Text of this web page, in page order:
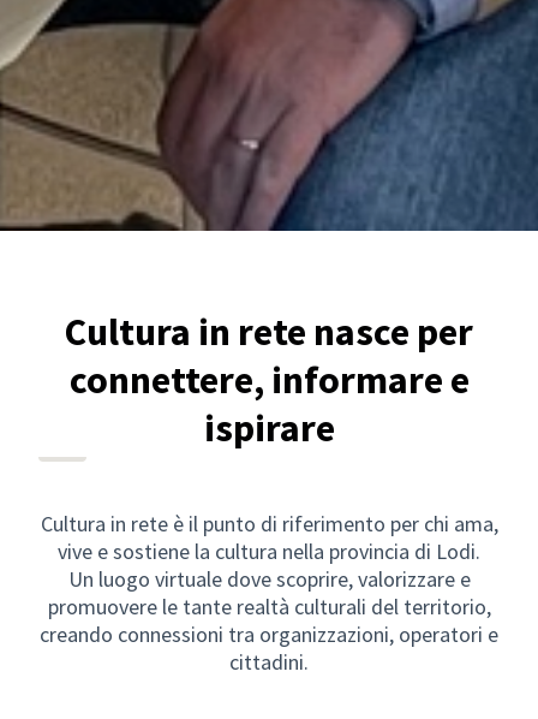
Cultura in rete nasce per
connettere, informare e
ispirare
Cultura in rete è il punto di riferimento per chi ama,
vive e sostiene la cultura nella provincia di Lodi.
Un luogo virtuale dove scoprire, valorizzare e
promuovere le tante realtà culturali del territorio,
creando connessioni tra organizzazioni, operatori e
cittadini.